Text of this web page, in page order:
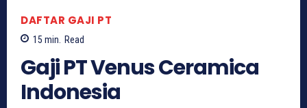
DAFTAR GAJI PT
15 min. Read
Gaji PT Venus Ceramica
Indonesia